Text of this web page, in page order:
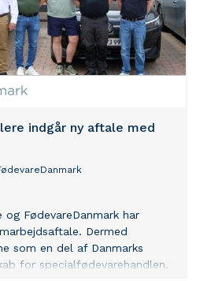
indgår ny aftale med
og FødevareDanmark har
Dermed
som en del af Danmarks
for specialfødevarehandlen.